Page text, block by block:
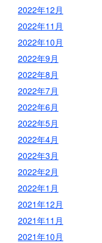
2022年12月
2022年11月
2022年10月
2022年9月
2022年8月
2022年7月
2022年6月
2022年5月
2022年4月
2022年3月
2022年2月
2022年1月
2021年12月
2021年11月
2021年10月